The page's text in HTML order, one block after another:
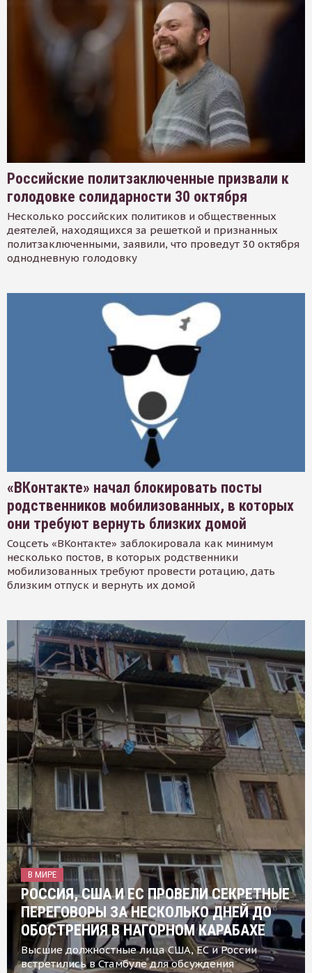
Российские политзаключенные призвали к
голодовке солидарности 30 октября
Несколько российских политиков и общественных
деятелей, находящихся за решеткой и признанных
политзаключенными, заявили, что проведут 30 октября
однодневную голодовку
«ВКонтакте» начал блокировать посты
родственников мобилизованных, в которых
они требуют вернуть близких домой
Соцсеть «ВКонтакте» заблокировала как минимум
несколько постов, в которых родственники
мобилизованных требуют провести ротацию, дать
близким отпуск и вернуть их домой
В МИРЕ
РОССИЯ, США И ЕС ПРОВЕЛИ СЕКРЕТНЫЕ
ПЕРЕГОВОРЫ ЗА НЕСКОЛЬКО ДНЕЙ ДО
ОБОСТРЕНИЯ В НАГОРНОМ КАРАБАХЕ
Высшие должностные лица США, ЕС и России
встретились в Стамбуле для обсуждения